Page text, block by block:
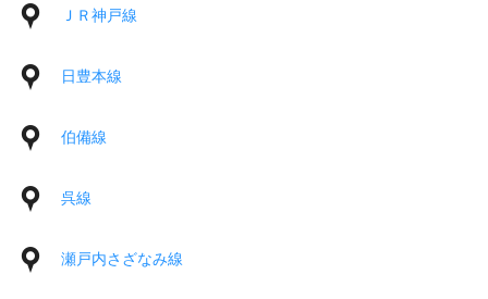
ＪＲ神戸線
日豊本線
伯備線
呉線
瀬戸内さざなみ線